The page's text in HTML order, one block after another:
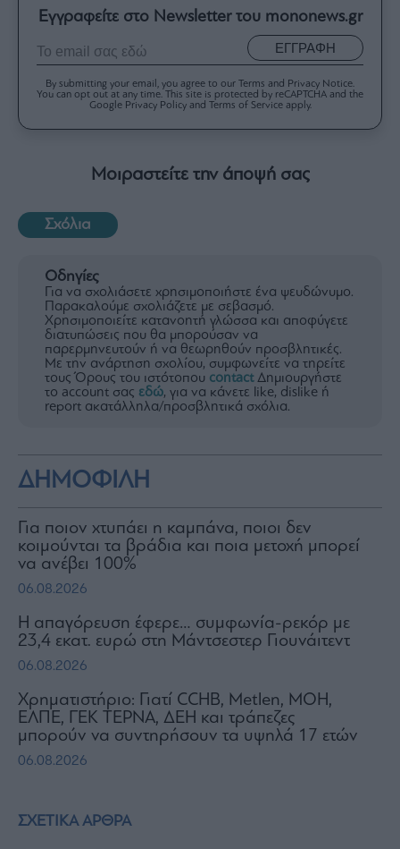
ΣΧΕΤΙΚΑ ΑΡΘΡΑ
Εγγραφείτε στο Newsletter του mononews.gr
ΕΓΓΡΑΦΗ
By submitting your email, you agree to our Terms and Privacy Notice.
You can opt out at any time. This site is protected by reCAPTCHA and the
Google Privacy Policy and Terms of Service apply.
Μοιραστείτε την άποψή σας
Σχόλια
Οδηγίες
Για να σχολιάσετε χρησιμοποιήστε ένα ψευδώνυμο.
Παρακαλούμε σχολιάζετε με σεβασμό.
Χρησιμοποιείτε κατανοητή γλώσσα και αποφύγετε
διατυπώσεις που θα μπορούσαν να
παρερμηνευτούν ή να θεωρηθούν προσβλητικές.
Με την ανάρτηση σχολίου, συμφωνείτε να τηρείτε
τους Όρους του ιστότοπου contactΔημιουργήστε
το account σας εδώ, για να κάνετε like, dislike ή
report ακατάλληλα/προσβλητικά σχόλια.
ΔΗΜΟΦΙΛΗ
Για ποιον χτυπάει η καμπάνα, ποιοι δεν
κοιμούνται τα βράδια και ποια μετοχή μπορεί
να ανέβει 100%
06.08.2026
Η απαγόρευση έφερε… συμφωνία-ρεκόρ με
23,4 εκατ. ευρώ στη Μάντσεστερ Γιουνάιτεντ
06.08.2026
Χρηματιστήριο: Γιατί CCHB, Metlen, MOH,
ΕΛΠΕ, ΓΕΚ ΤΕΡΝΑ, ΔΕΗ και τράπεζες
μπορούν να συντηρήσουν τα υψηλά 17 ετών
06.08.2026